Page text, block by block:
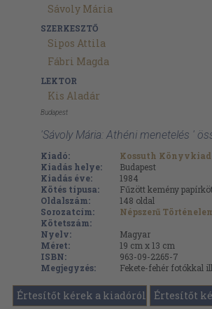
Sávoly Mária
SZERKESZTŐ
Sipos Attila
Fábri Magda
LEKTOR
Kis Aladár
Budapest
'Sávoly Mária: Athéni menetelés '
Kiadó:
Kossuth
Kiadás helye:
Budapest
Kiadás éve:
1984
Kötés típusa:
Fűzött kemény
Oldalszám:
148 oldal
Sorozatcím:
Népszerű
Kötetszám:
Nyelv:
Magyar
Méret:
19 cm x 13 cm
ISBN:
963-09-2265-7
Megjegyzés:
Fekete-fehér fotókkal
Értesítőt kérek a kiadóról Értesítőt